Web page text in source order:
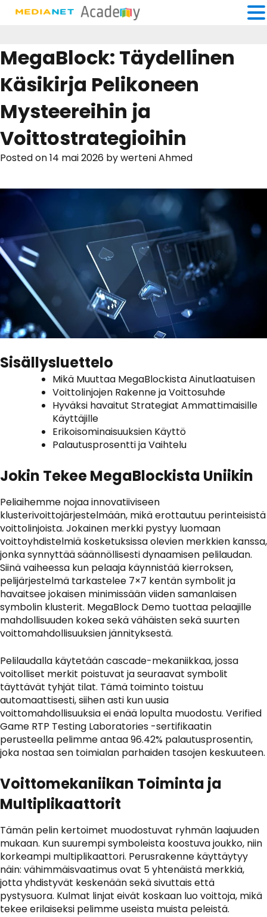
MegaBlock: Täydellinen
Käsikirja Pelikoneen
Mysteereihin ja
Voittostrategioihin
Posted on14 mai 2026 bywerteni Ahmed
Sisällysluettelo
Mikä Muuttaa MegaBlockista Ainutlaatuisen
Voittolinjojen Rakenne ja Voittosuhde
Hyväksi havaitut Strategiat Ammattimaisille
Käyttäjille
Erikoisominaisuuksien Käyttö
Palautusprosentti ja Vaihtelu
Jokin Tekee MegaBlockista Uniikin
Peliaihemme nojaa innovatiiviseen
klusterivoittojärjestelmään, mikä erottautuu perinteisistä
voittolinjoista. Jokainen merkki pystyy luomaan
voittoyhdistelmiä kosketuksissa olevien merkkien kanssa,
jonka synnyttää säännöllisesti dynaamisen pelilaudan.
Siinä vaiheessa kun pelaaja käynnistää kierroksen,
pelijärjestelmä tarkastelee 7×7 kentän symbolit ja
havaitsee jokaisen minimissään viiden samanlaisen
symbolin klusterit. MegaBlock Demo tuottaa pelaajille
mahdollisuuden kokea sekä vähäisten sekä suurten
voittomahdollisuuksien jännityksestä.
Pelilaudalla käytetään cascade-mekaniikkaa, jossa
voitolliset merkit poistuvat ja seuraavat symbolit
täyttävät tyhjät tilat. Tämä toiminto toistuu
automaattisesti, siihen asti kun uusia
voittomahdollisuuksia ei enää lopulta muodostu. Verified
Game RTP Testing Laboratories -sertifikaatin
perusteella pelimme antaa 96.42% palautusprosentin,
joka nostaa sen toimialan parhaiden tasojen keskuuteen.
Voittomekaniikan Toiminta ja
Multiplikaattorit
Tämän pelin kertoimet muodostuvat ryhmän laajuuden
mukaan. Kun suurempi symboleista koostuva joukko, niin
korkeampi multiplikaattori. Perusrakenne käyttäytyy
näin: vähimmäisvaatimus ovat 5 yhtenäistä merkkiä,
jotta yhdistyvät keskenään sekä sivuttais että
pystysuora. Kulmat linjat eivät koskaan luo voittoja, mikä
tekee erilaiseksi pelimme useista muista peleistä.